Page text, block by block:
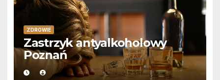
ZDROWIE
Zastrzyk antyalkoholowy
Poznań